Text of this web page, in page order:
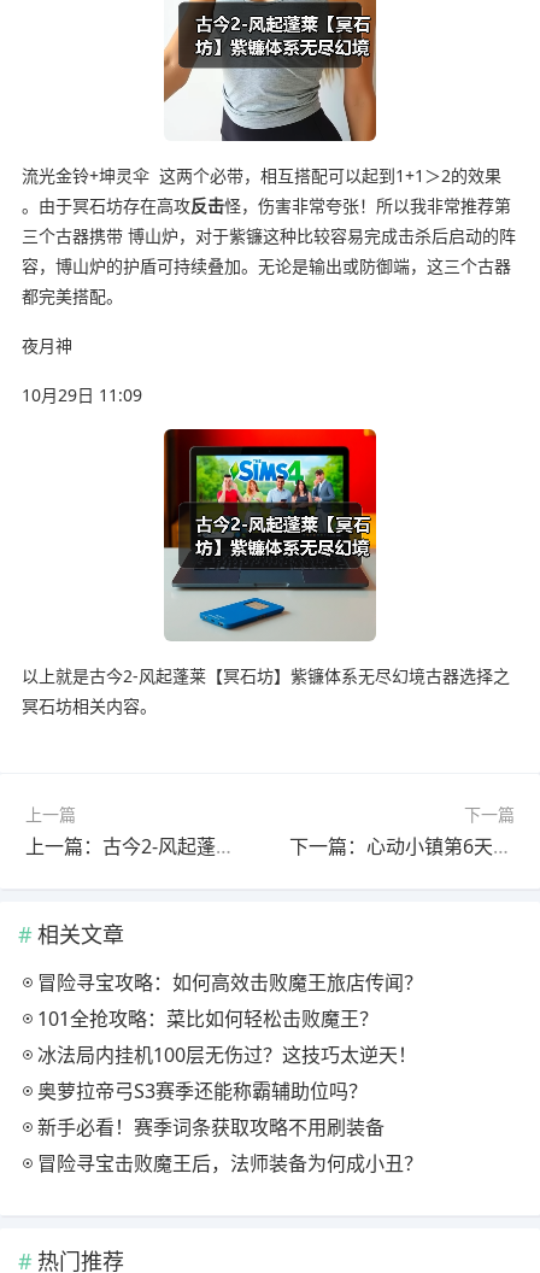
流光金铃+坤灵伞 这两个必带，相互搭配可以起到1+1＞2的效果
。由于冥石坊存在高攻反击怪，伤害非常夸张！所以我非常推荐第
三个古器携带 博山炉，对于紫镰这种比较容易完成击杀后启动的阵
容，博山炉的护盾可持续叠加。无论是输出或防御端，这三个古器
都完美搭配。
夜月神
10月29日 11:09
以上就是古今2-风起蓬莱【冥石坊】紫镰体系无尽幻境古器选择之
冥石坊相关内容。
上一篇
上一篇：古今2-风起蓬莱【百草巷】紫镰体系无尽幻境古器选择之百草巷
下一篇
下一篇：心动小镇第6天丨淡紫小鸭子家具+粉红小鸭子拍照
相关文章
冒险寻宝攻略：如何高效击败魔王旅店传闻？
101全抢攻略：菜比如何轻松击败魔王？
冰法局内挂机100层无伤过？这技巧太逆天！
奥萝拉帝弓S3赛季还能称霸辅助位吗？
新手必看！赛季词条获取攻略不用刷装备
冒险寻宝击败魔王后，法师装备为何成小丑？
热门推荐